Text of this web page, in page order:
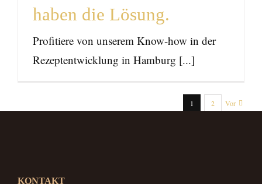
haben die Lösung.
Profitiere von unserem Know-how in der
Rezeptentwicklung in Hamburg [...]
1 2 Vor
KONTAKT